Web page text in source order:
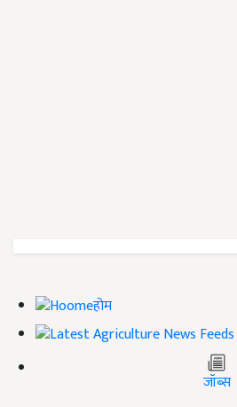
होम
जॉब्स